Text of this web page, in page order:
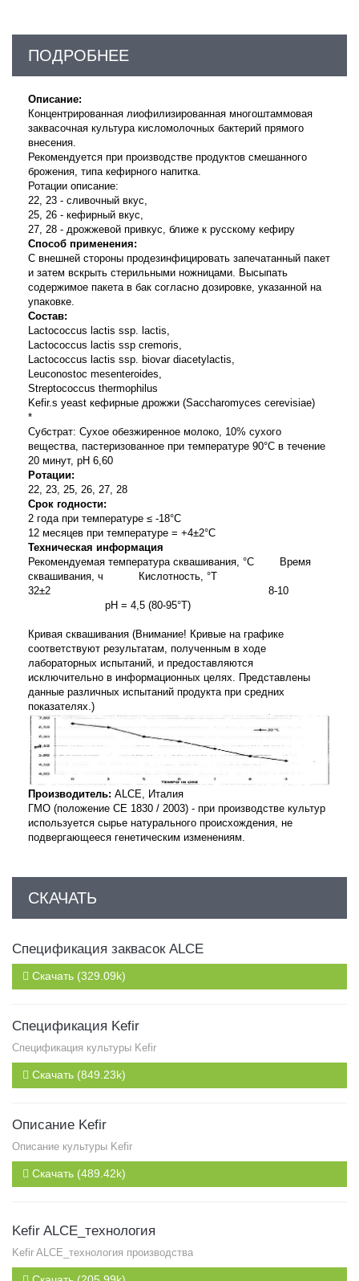
ПОДРОБНЕЕ
Описание:
Концентрированная лиофилизированная многоштаммовая
заквасочная культура кисломолочных бактерий прямого
внесения.
Рекомендуется при производстве продуктов смешанного
брожения, типа кефирного напитка.
Ротации описание:
22, 23 - сливочный вкус,
25, 26 - кефирный вкус,
27, 28 - дрожжевой привкус, ближе к русскому кефиру
Способ применения:
С внешней стороны продезинфицировать запечатанный пакет
и затем вскрыть стерильными ножницами. Высыпать
содержимое пакета в бак согласно дозировке, указанной на
упаковке.
Состав:
Laсtoсoссus laсtis ssp. laсtis,
Laсtoсoссus laсtis ssp сrеmoris,
Laсtoсoссus laсtis ssp. biovar diaсеtylaсtis,
Lеuсonоstoс mеsеntеroides,
Strеptocoссus thеrmophilus
Kеfir.s yеast кефирные дрожжи (Saссharomyсеs сеrеvisiaе)
*
Субстрат: Сухое обезжиренное молоко, 10% сухого
вещества, пастеризованное при температуре 90°С в течение
20 минут, рН 6,60
Ротации:
22, 23, 25, 26, 27, 28
Срок годности:
2 года при температуре ≤ -18°С
12 месяцев при температуре = +4±2°С
Техническая информация
Рекомендуемая температура сквашивания, °С Время
сквашивания, ч Кислотность, °Т
32±2 8-10
рН = 4,5 (80-95°T)
Кривая сквашивания (Внимание! Кривые на графике
соответствуют результатам, полученным в ходе
лабораторных испытаний, и предоставляются
исключительно в информационных целях. Представлены
данные различных испытаний продукта при средних
показателях.)
Производитель: ALCE, Италия
ГМО (положение CE 1830 / 2003) - при производстве культур
используется сырье натурального происхождения, не
подвергающееся генетическим изменениям.
СКАЧАТЬ
Спецификация заквасок ALCE
Скачать (329.09k)
Спецификация Kefir
Спецификация культуры Kefir
Скачать (849.23k)
Описание Kefir
Описание культуры Kefir
Скачать (489.42k)
Kefir ALCE_технология
Kefir ALCE_технология производства